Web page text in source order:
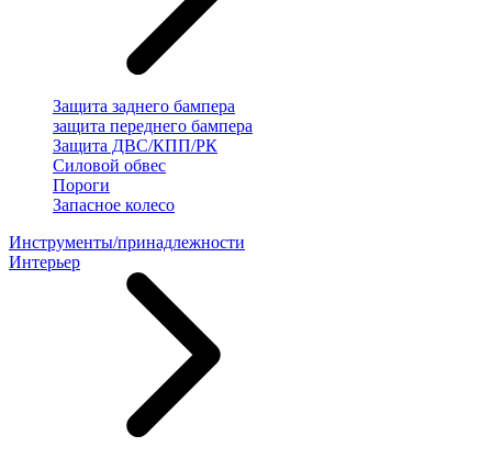
Защита заднего бампера
защита переднего бампера
Защита ДВС/КПП/РК
Силовой обвес
Пороги
Запасное колесо
Инструменты/принадлежности
Интерьер